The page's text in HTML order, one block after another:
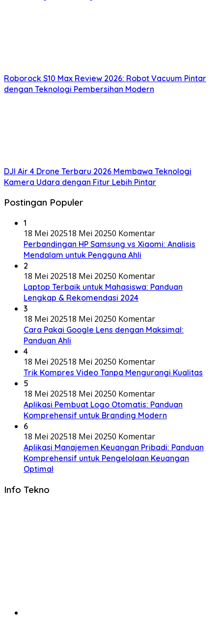
Roborock S10 Max Review 2026: Robot Vacuum Pintar
dengan Teknologi Pembersihan Modern
DJI Air 4 Drone Terbaru 2026 Membawa Teknologi
Kamera Udara dengan Fitur Lebih Pintar
Postingan Populer
1
18 Mei 202518 Mei 20250 Komentar
Perbandingan HP Samsung vs Xiaomi: Analisis
Mendalam untuk Pengguna Ahli
2
18 Mei 202518 Mei 20250 Komentar
Laptop Terbaik untuk Mahasiswa: Panduan
Lengkap & Rekomendasi 2024
3
18 Mei 202518 Mei 20250 Komentar
Cara Pakai Google Lens dengan Maksimal:
Panduan Ahli
4
18 Mei 202518 Mei 20250 Komentar
Trik Kompres Video Tanpa Mengurangi Kualitas
5
18 Mei 202518 Mei 20250 Komentar
Aplikasi Pembuat Logo Otomatis: Panduan
Komprehensif untuk Branding Modern
6
18 Mei 202518 Mei 20250 Komentar
Aplikasi Manajemen Keuangan Pribadi: Panduan
Komprehensif untuk Pengelolaan Keuangan
Optimal
Info Tekno